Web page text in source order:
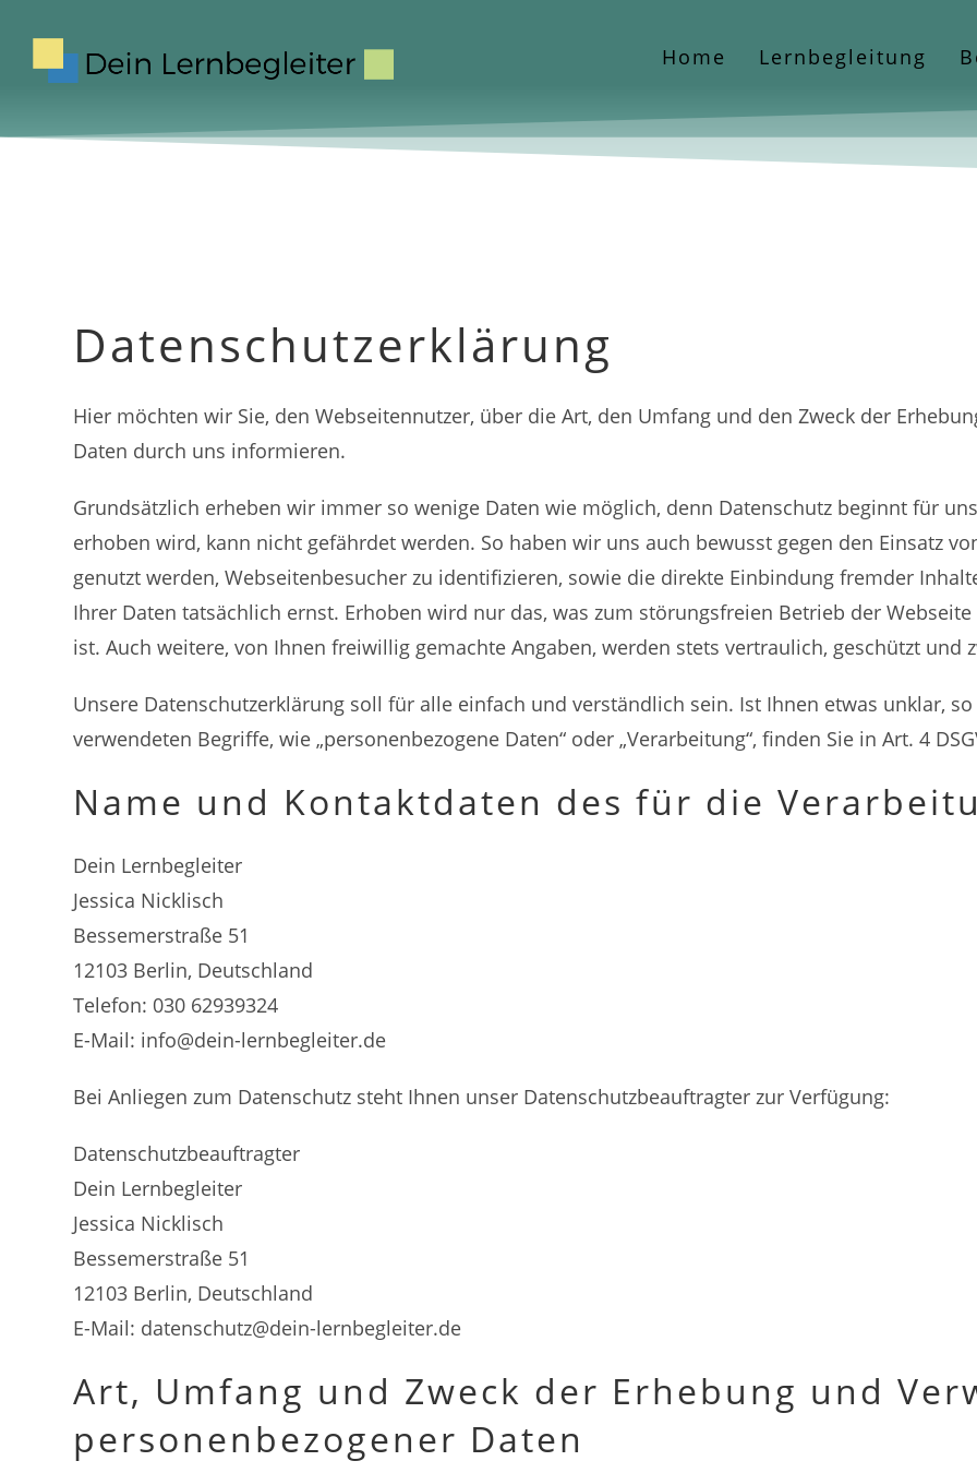
Home Lernbegleitung
Datenschutzerklärung
Hier möchten wir Sie, den Webseitennutzer, über die Art, den Umfang und den Zweck der
Daten durch uns informieren.
Grundsätzlich erheben wir immer so wenige Daten wie möglich, denn Datenschutz beginnt für
erhoben wird, kann nicht gefährdet werden. So haben wir uns auch bewusst gegen den Einsatz
genutzt werden, Webseitenbesucher zu identifizieren, sowie die direkte Einbindung fremder
Ihrer Daten tatsächlich ernst. Erhoben wird nur das, was zum störungsfreien Betrieb der
ist. Auch weitere, von Ihnen freiwillig gemachte Angaben, werden stets vertraulich, geschützt und
Unsere Datenschutzerklärung soll für alle einfach und verständlich sein. Ist Ihnen etwas unklar,
verwendeten Begriffe, wie „personenbezogene Daten“ oder „Verarbeitung“, finden Sie in Art. 4
Name und Kontaktdaten des für die
Dein Lernbegleiter
Jessica Nicklisch
Bessemerstraße 51
12103 Berlin, Deutschland
Telefon: 030 62939324
E-Mail: info@dein-lernbegleiter.de
Bei Anliegen zum Datenschutz steht Ihnen unser Datenschutzbeauftragter zur Verfügung:
Datenschutzbeauftragter
Dein Lernbegleiter
Jessica Nicklisch
Bessemerstraße 51
12103 Berlin, Deutschland
E-Mail: datenschutz@dein-lernbegleiter.de
Art, Umfang und Zweck der Erhebung und
personenbezogener Daten